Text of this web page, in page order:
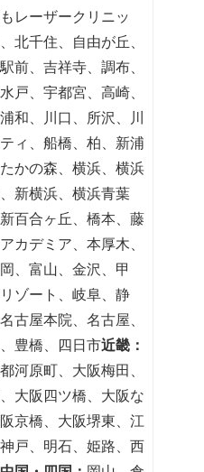
レーザークリニッ
北千住、自由が丘、
前、吉祥寺、調布、
戸、宇都宮、高崎、
和、川口、所沢、川
ィ、船橋、柏、新浦
かの森、横浜、横浜
新横浜、横浜青葉
百合ヶ丘、橋本、藤
カデミア、本厚木、
、富山、金沢、甲
ゾート、岐阜、静
古屋本院、名古屋、
豊橋、四日市近畿：
河原町、大阪梅田、
大阪四ツ橋、大阪な
京橋、大阪堺東、江
戸、明石、姫路、西